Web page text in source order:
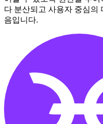
다 분산되고 사용자 중심의
음입니다.